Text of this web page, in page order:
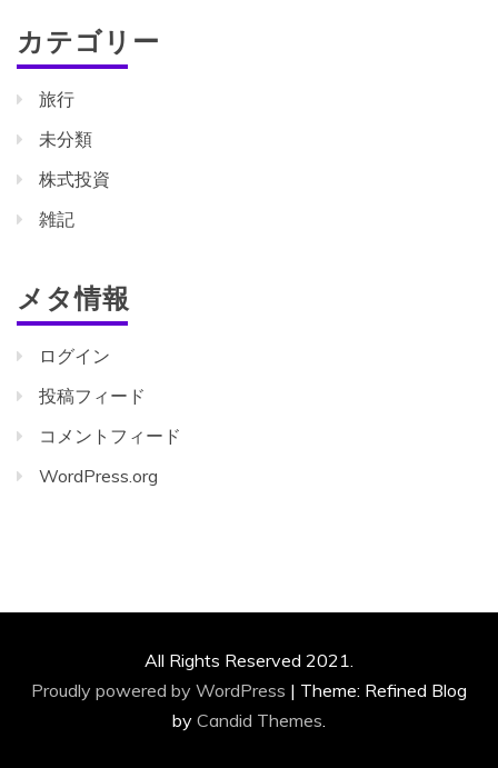
カテゴリー
旅行
未分類
株式投資
雑記
メタ情報
ログイン
投稿フィード
コメントフィード
WordPress.org
All Rights Reserved 2021.
Proudly powered by WordPress | Theme: Refined Blog
by Candid Themes.